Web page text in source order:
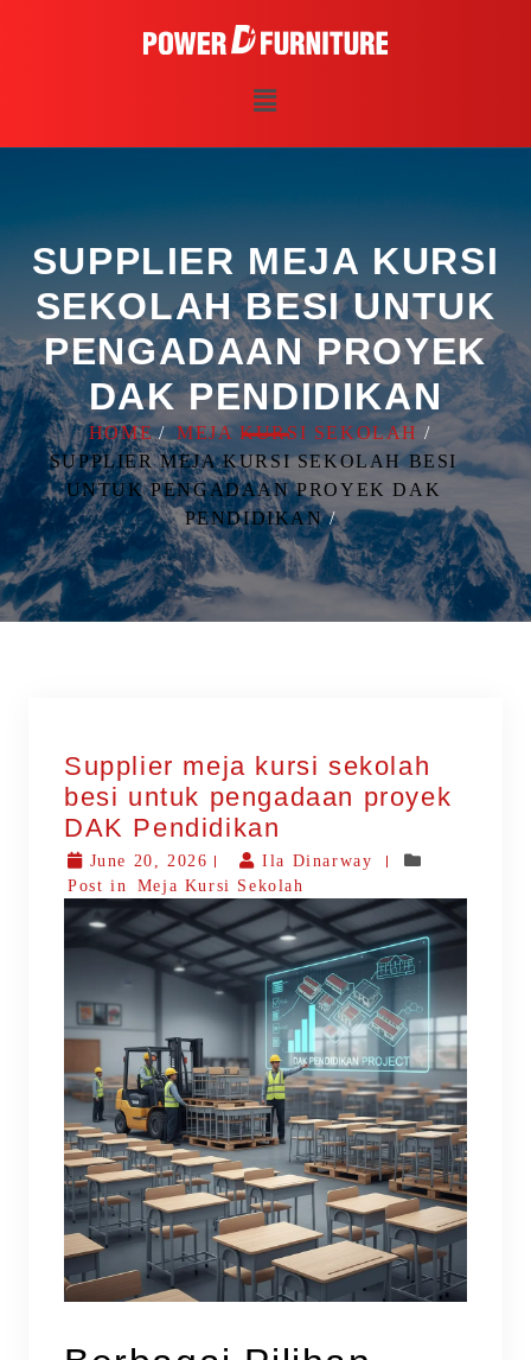
SUPPLIER MEJA KURSI
SEKOLAH BESI UNTUK
PENGADAAN PROYEK
DAK PENDIDIKAN
HOME
MEJA KURSI SEKOLAH
SUPPLIER MEJA KURSI SEKOLAH BESI
UNTUK PENGADAAN PROYEK DAK
PENDIDIKAN
Supplier meja kursi sekolah
besi untuk pengadaan proyek
DAK Pendidikan
June 20, 2026
Ila Dinarway
Post in
Meja Kursi Sekolah